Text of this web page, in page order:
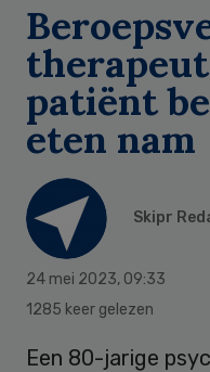
patiënt
eten nam
Skipr
24 mei 2023, 09:33
1285 keer gelezen
Een 80-jarige